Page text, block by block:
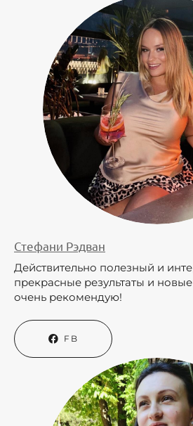
Стефани Рэдван
Действительно полезный и
прекрасные результаты и
очень рекомендую!
FB